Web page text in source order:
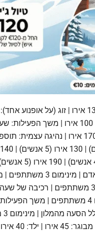
מבוגר: 45 אירו | ילד: 40 אירו | מינימום 6 משתתפים | כולל הסעה, אוכל, שתייה ובידור